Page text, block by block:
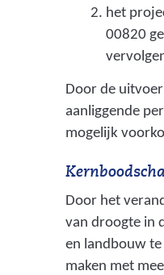
het
00820
Door de
aanliggende
mogelijk
Door het
van droogte in
en landbouw
maken met